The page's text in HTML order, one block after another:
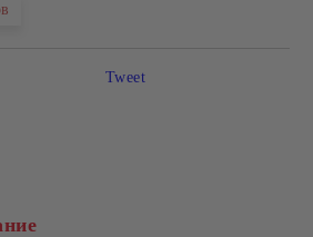
Tweet